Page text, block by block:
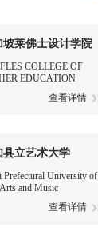
坡莱佛士设计学院
COLLEGE OF
EDUCATION
查看详情
县立艺术大学
Prefectural University of
and Music
查看详情